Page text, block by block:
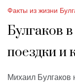
Факты из жизни
Булгаков
поездки и
Михаил Булгаков